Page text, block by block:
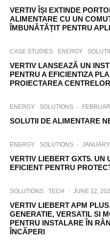
VERTIV ÎȘI EXTINDE
ALIMENTARE CU UN
ÎMBUNĂTĂȚIT PENTRU
CASE STUDIES ENERGY
VERTIV LANSEAZĂ UN
PENTRU A EFICIENTIZA
PROIECTAREA
ENERGY SOLUTIONS ·
SOLUTII DE ALIMENTARE
ENERGY SOLUTIONS ·
VERTIV LIEBERT GXT5. UN
EFICIENT PENTRU
SOLUTIONS TECH · JUNE 12,
VERTIV LIEBERT APM
GENERATIE, VERSATIL SI
PENTRU INSTALARE ÎN
ÎNCÃPERI